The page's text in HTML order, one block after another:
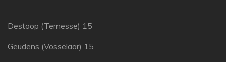
Destoop (Ternesse) 15
Geudens (Vosselaar) 15